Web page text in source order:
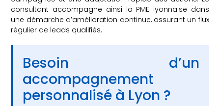
consultant accompagne ainsi la PME lyonnaise dans
une démarche d’amélioration continue, assurant un flux
régulier de leads qualifiés.
Besoin d’un
accompagnement
personnalisé à Lyon ?